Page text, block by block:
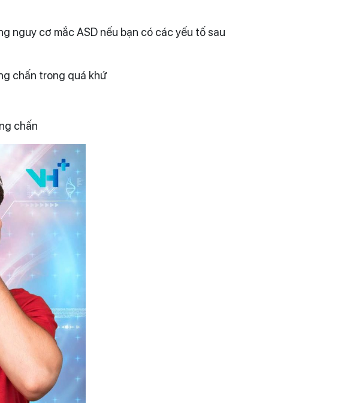
nguy cơ mắc ASD nếu bạn có các yếu tố sau
chấn trong quá khứ
chấn